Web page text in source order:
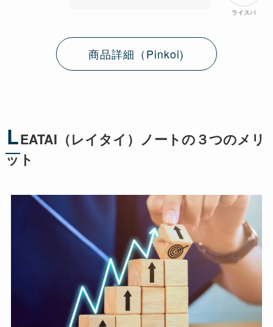
ライスパ
商品詳細（Pinkoi)
LEATAI（レイタイ）ノートの３つのメリ
ット